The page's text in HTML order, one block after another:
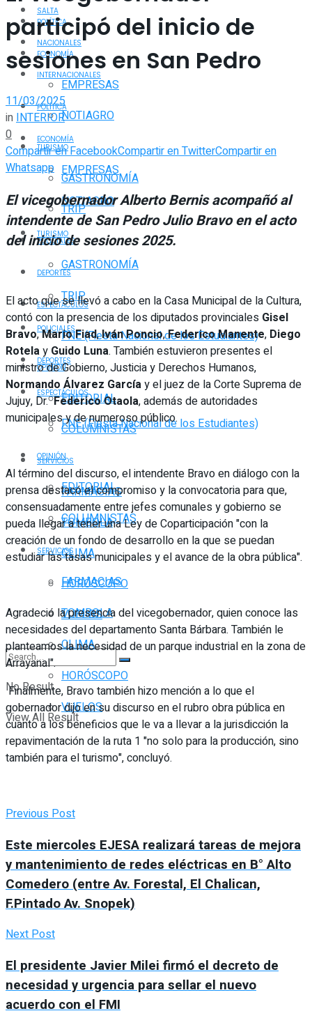
POLÍTICA
ECONOMÍA
EMPRESAS
NOTIAGRO
TURISMO
GASTRONOMÍA
TRIP
POLICIALES
DEPORTES
ESPECTÁCULOS
FNE (Fiesta Nacional de los Estudiantes)
OPINIÓN
EDITORIAL
COLUMNISTAS
SERVICIOS
FARMACIAS
TOMBOLA
CLIMA
HORÓSCOPO
VUELOS
No Result
View All Result
SALTA
NACIONALES
INTERNACIONALES
POLÍTICA
ECONOMÍA
EMPRESAS
NOTIAGRO
TURISMO
GASTRONOMÍA
TRIP
POLICIALES
DEPORTES
ESPECTÁCULOS
FNE (Fiesta Nacional de los Estudiantes)
OPINIÓN
EDITORIAL
COLUMNISTAS
SERVICIOS
FARMACIAS
TOMBOLA
CLIMA
HORÓSCOPO
VUELOS
participó del inicio de
sesiones en San Pedro
11/03/2025
inINTERIOR
0
Compartir en FacebookCompartir en TwitterCompartir en
Whatsapp
El vicegobernador Alberto Bernis acompañó al
intendente de San Pedro Julio Bravo en el acto
del inicio de sesiones 2025.
El acto que se llevó a cabo en la Casa Municipal de la Cultura,
contó con la presencia de los diputados provinciales Gisel
Bravo,Mario Fiad,Iván Poncio,Federico Manente, Diego
Rotelay Guido Luna. También estuvieron presentes el
ministro de Gobierno, Justicia y Derechos Humanos,
Normando Álvarez Garcíay el juez de la Corte Suprema de
Jujuy, Dr.Federico Otaola, además de autoridades
municipales y de numeroso público.
Al término del discurso, el intendente Bravo en diálogo con la
prensa destacó el compromiso y la convocatoria para que,
consensuadamente entre jefes comunales y gobierno se
pueda llegar a tener una Ley de Coparticipación "con la
creación de un fondo de desarrollo en la que se puedan
estudiar las tasas municipales y el avance de la obra pública".
Agradeció la presencia del vicegobernador, quien conoce las
necesidades del departamento Santa Bárbara. También le
planteamos la necesidad de un parque industrial en la zona de
Arrayanal".
Finalmente, Bravo también hizo mención a lo que el
gobernador dijo en su discurso en el rubro obra pública en
cuanto a los beneficios que le va a llevar a la jurisdicción la
repavimentación de la ruta 1 "no solo para la producción, sino
también para el turismo", concluyó.
Previous Post
Este miercoles EJESA realizará tareas de mejora
y mantenimiento de redes eléctricas en B° Alto
Comedero (entre Av. Forestal, El Chalican,
F.Pintado Av. Snopek)
Next Post
El presidente Javier Milei firmó el decreto de
necesidad y urgencia para sellar el nuevo
acuerdo con el FMI